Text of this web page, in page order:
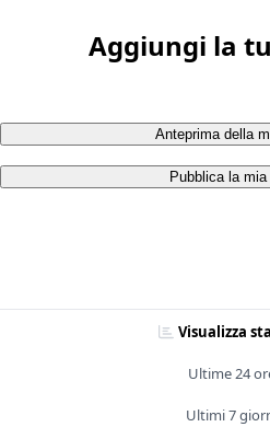
Aggiungi la
Anteprima della
Pubblica la
Visualizza
Ultime 24
Ultimi 7